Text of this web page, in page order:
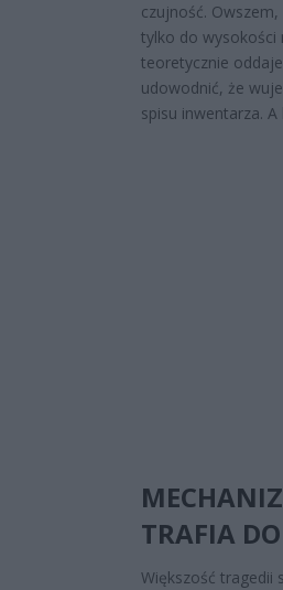
czujność.
tylko do wysokości
teoretycznie
udowodnić, że
spisu inwentarza.
TRAFIA
Większość tragedii